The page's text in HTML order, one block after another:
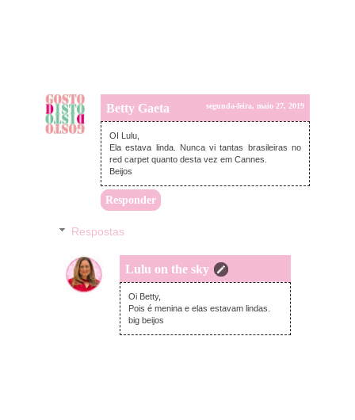
Betty Gaeta segunda-feira, maio 27, 2019
OI Lulu,
Ela estava linda. Nunca vi tantas brasileiras no
red carpet quanto desta vez em Cannes.
Beijos
Responder
Respostas
Lulu on the sky
segunda-feira, maio 27, 2019
Oi Betty,
Pois é menina e elas estavam lindas.
big beijos